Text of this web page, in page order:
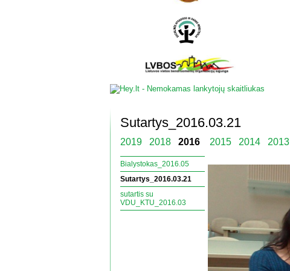
Sutartys_2016.03.21
2019 2018 2016 2015 2014 2013
Bialystokas_2016.05
Sutartys_2016.03.21
sutartis su
VDU_KTU_2016.03